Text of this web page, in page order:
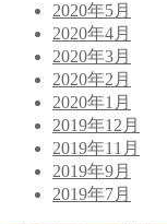
2020年5月
2020年4月
2020年3月
2020年2月
2020年1月
2019年12月
2019年11月
2019年9月
2019年7月